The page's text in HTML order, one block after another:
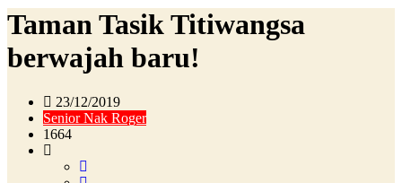
Taman Tasik Titiwangsa
berwajah baru!
23/12/2019
Senior Nak Roger
1664